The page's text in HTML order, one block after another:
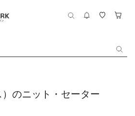
のニット・セーター